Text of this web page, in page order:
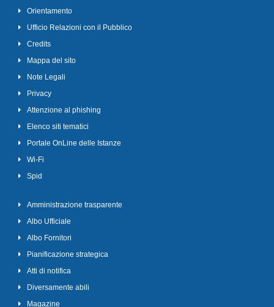
Orientamento
Ufficio Relazioni con il Pubblico
Credits
Mappa del sito
Note Legali
Privacy
Attenzione al phishing
Elenco siti tematici
Portale OnLine delle Istanze
Wi-Fi
Spid
Amministrazione trasparente
Albo Ufficiale
Albo Fornitori
Pianificazione strategica
Atti di notifica
Diversamente abili
Magazine